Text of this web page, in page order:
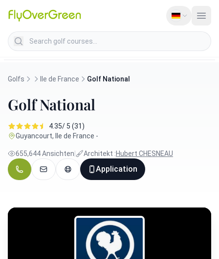
Search golf courses
Golfs Ile de France Golf National
Golf National
4.35/ 5 (31)
Guyancourt, Ile de France -
655,644 Ansichten Architekt :Hubert CHESNEAU
Application